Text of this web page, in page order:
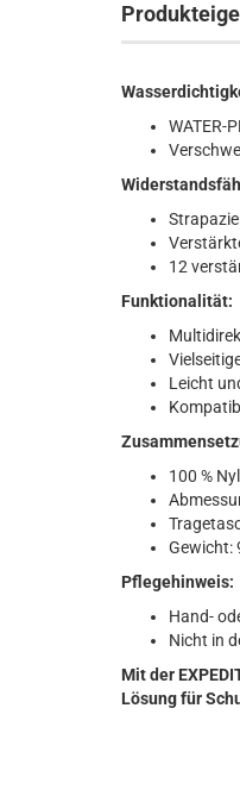
WATER-
12
Funktionalität:
Leicht
100 %
Gewicht:
Pflegehinweis:
Hand-
Nicht in
Mit der
Lösung für